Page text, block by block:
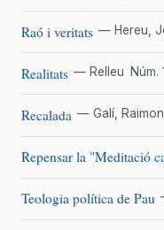
Raó i veritats — Hereu,
Realitats — Relleu Núm.
Recalada — Galí, Raimon
Repensar la "Meditació
Teologia política de Pau